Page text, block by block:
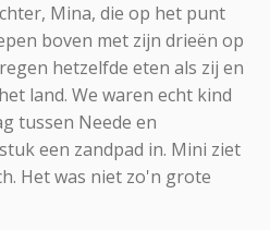
Mina, die op het punt
boven met zijn drieën op
hetzelfde eten als zij en
land. We waren echt kind
tussen Neede en
een zandpad in. Mini ziet
Het was niet zo'n grote